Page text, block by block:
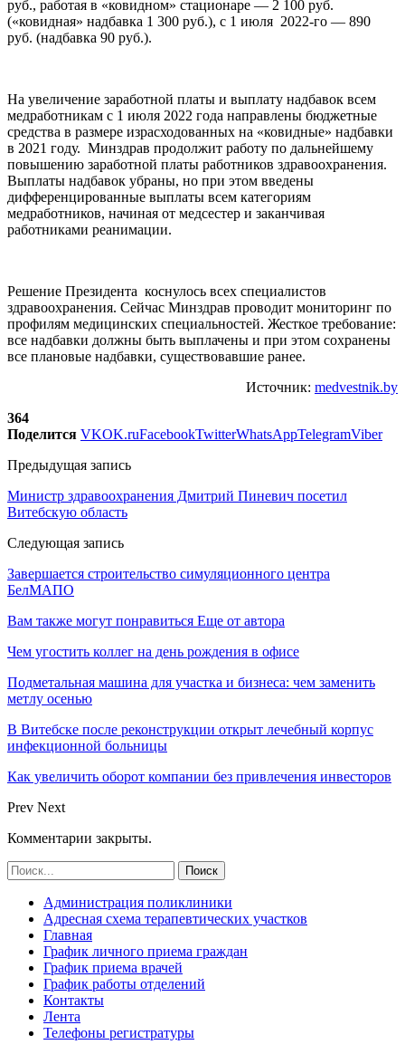
руб., работая в «ковидном» стационаре — 2 100 руб.
(«ковидная» надбавка 1 300 руб.), с 1 июля 2022-го — 890
руб. (надбавка 90 руб.).
На увеличение заработной платы и выплату надбавок всем
медработникам с 1 июля 2022 года направлены бюджетные
средства в размере израсходованных на «ковидные» надбавки
в 2021 году. Минздрав продолжит работу по дальнейшему
повышению заработной платы работников здравоохранения.
Выплаты надбавок убраны, но при этом введены
дифференцированные выплаты всем категориям
медработников, начиная от медсестер и заканчивая
работниками реанимации.
Решение Президента коснулось всех специалистов
здравоохранения. Сейчас Минздрав проводит мониторинг по
профилям медицинских специальностей. Жесткое требование:
все надбавки должны быть выплачены и при этом сохранены
все плановые надбавки, существовавшие ранее.
Источник: medvestnik.by
364
Поделится VKOK.ruFacebookTwitterWhatsAppTelegramViber
Предыдущая запись
Министр здравоохранения Дмитрий Пиневич посетил
Витебскую область
Следующая запись
Завершается строительство cимуляционного центра
БелМАПО
Вам также могут понравиться Еще от автора
Чем угостить коллег на день рождения в офисе
Подметальная машина для участка и бизнеса: чем заменить
метлу осенью
В Витебске после реконструкции открыт лечебный корпус
инфекционной больницы
Как увеличить оборот компании без привлечения инвесторов
Prev Next
Комментарии закрыты.
Администрация поликлиники
Адресная схема терапевтических участков
Главная
График личного приема граждан
График приема врачей
График работы отделений
Контакты
Лента
Телефоны регистратуры